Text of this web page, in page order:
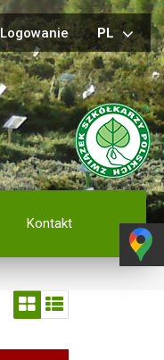
Logowanie PL
Kontakt